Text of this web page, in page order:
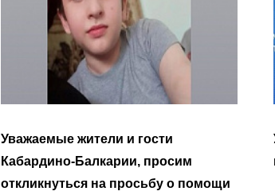
Уважаемые земляки и все
неравнодушные граждане.